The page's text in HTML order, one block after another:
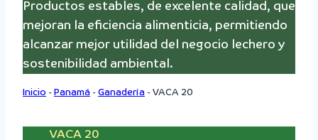
Productos estables, de excelente calidad, que
mejoran la eficiencia alimenticia, permitiendo
alcanzar mejor utilidad del negocio lechero y
sostenibilidad ambiental.
Inicio - Panamá - Ganadería - VACA 20
VACA 20